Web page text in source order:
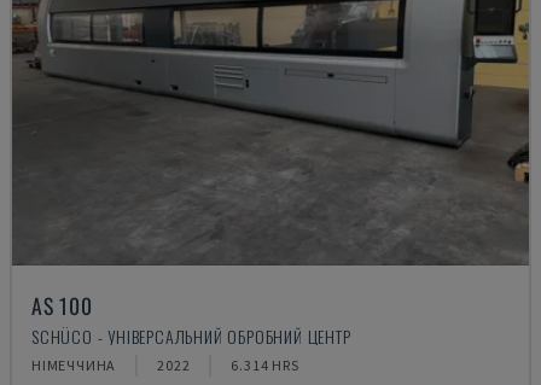
AS 100
SCHÜCO - УНІВЕРСАЛЬНИЙ ОБРОБНИЙ ЦЕНТР
НІМЕЧЧИНА 2022 6.314 HRS